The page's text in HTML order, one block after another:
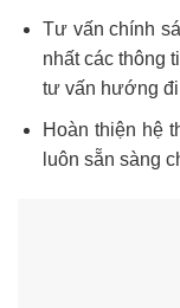
Tư vấn chính
nhất các thông
tư vấn hướng
Hoàn thiện hệ
luôn sẵn sàng